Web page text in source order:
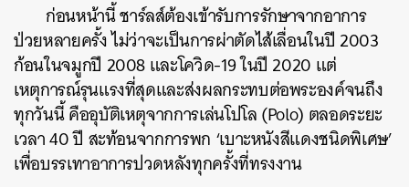
ก่อนหน้านี้ ชาร์ลส์ต้องเข้ารับการรักษาจากอาการ
ป่วยหลายครั้ง ไม่ว่าจะเป็นการผ่าตัดไส้เลื่อนในปี 2003
ก้อนในจมูกปี 2008 และโควิด-19 ในปี 2020 แต่
เหตุการณ์รุนแรงที่สุดและส่งผลกระทบต่อพระองค์จนถึง
ทุกวันนี้ คืออุบัติเหตุจากการเล่นโปโล (Polo) ตลอดระยะ
เวลา 40 ปี สะท้อนจากการพก ‘เบาะหนังสีแดงชนิดพิเศษ’
เพื่อบรรเทาอาการปวดหลังทุกครั้งที่ทรงงาน